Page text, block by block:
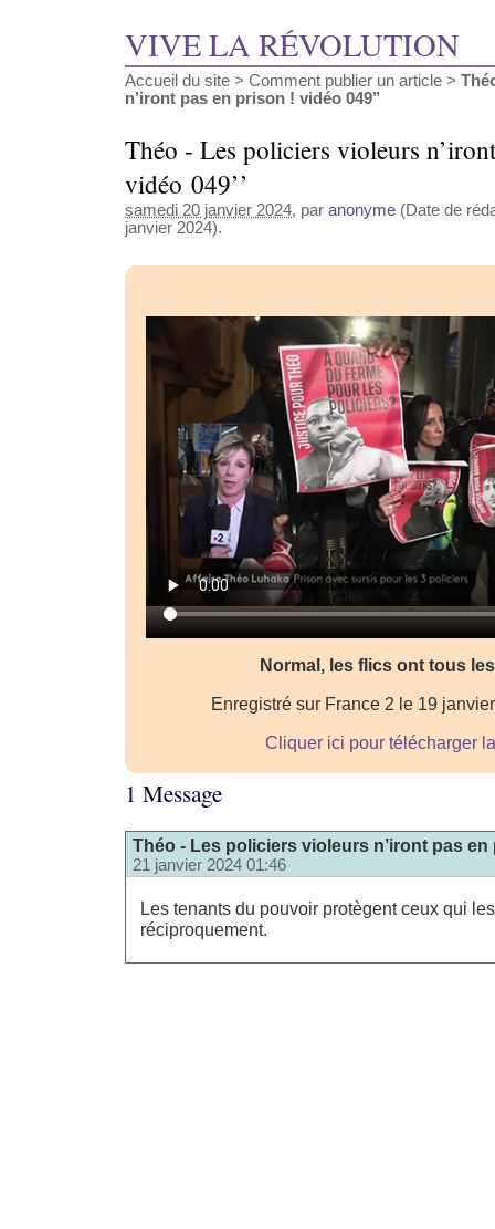
VIVE LA RÉVOLUTION
Accueil du site > Comment publier un article >
n’iront pas en prison ! vidéo 049’’
Théo - Les policiers violeurs
vidéo 049’’
samedi 20 janvier 2024, par anonyme (Date de
janvier 2024).
Normal, les flics ont tous
Enregistré sur France 2 le 19
Cliquer ici pour télécharger
1 Message
Théo - Les policiers violeurs n’iront pas en
21 janvier 2024 01:46
Les tenants du pouvoir protègent ceux qui
réciproquement.